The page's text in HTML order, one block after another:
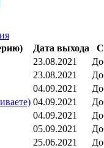
Дата выхода
23.08.2021
23.08.2021
04.09.2021
04.09.2021
04.09.2021
05.09.2021
25.06.2021